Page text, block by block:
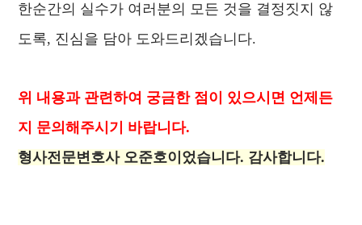
한순간의 실수가 여러분의 모든 것을 결정짓지 않
도록, 진심을 담아 도와드리겠습니다.
위 내용과 관련하여 궁금한 점이 있으시면 언제든
지 문의해주시기 바랍니다.
형사전문변호사 오준호이었습니다. 감사합니다.